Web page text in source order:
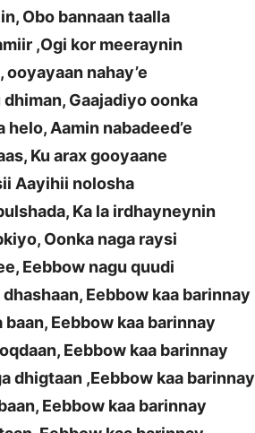
Obo bannaan taalla
,Ogi kor meeraynin
nahay’e
Gaajadiyo oonka
Aamin nabadeed’e
Ku arax gooyaane
Aayihii nolosha
Ka la irdhayneynin
Oonka naga raysi
Eebbow nagu quudi
Eebbow kaa barinnay
Eebbow kaa barinnay
Eebbow kaa barinnay
dhigtaan ,Eebbow kaa barinnay
Eebbow kaa barinnay